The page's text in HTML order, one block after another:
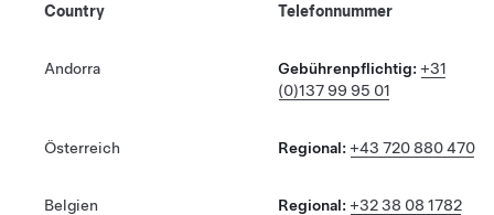
Country Telefonnummer
Andorra Gebührenpflichtig: +31
(0)137 99 95 01
Österreich Regional: +43 720 880 470
Belgien Regional: +32 38 08 1782